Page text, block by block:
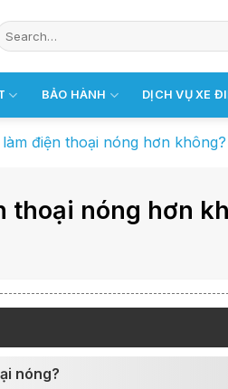
BẢO HÀNH DỊCH VỤ XE
điện thoại nóng hơn không?
thoại nóng hơn
nóng?